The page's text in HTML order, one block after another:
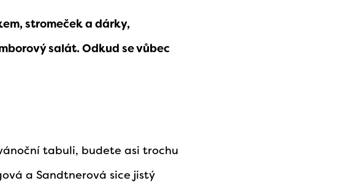
stromeček a dárky,
salát. Odkud se vůbec
tabuli, budete asi trochu
a Sandtnerová sice jistý